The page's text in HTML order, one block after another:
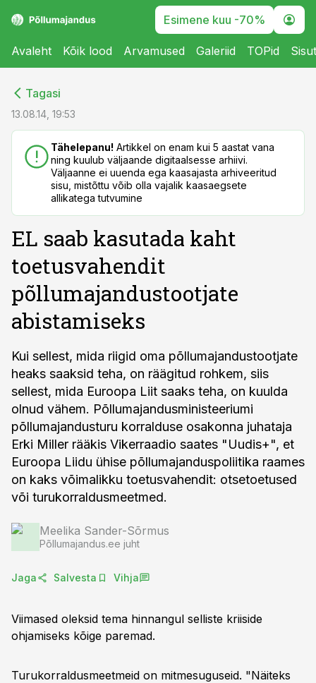
Esimene kuu -70%
Avaleht Kõik lood Arvamused Galeriid TOPid
Tagasi
13.08.14, 19:53
Tähelepanu! Artikkel on enam kui 5 aastat vana
ning kuulub väljaande digitaalsesse arhiivi.
Väljaanne ei uuenda ega kaasajasta arhiveeritud
sisu, mistõttu võib olla vajalik kaasaegsete
allikatega tutvumine
EL saab kasutada kaht
toetusvahendit
põllumajandustootjate
abistamiseks
Kui sellest, mida riigid oma põllumajandustootjate
heaks saaksid teha, on räägitud rohkem, siis
sellest, mida Euroopa Liit saaks teha, on kuulda
olnud vähem. Põllumajandusministeeriumi
põllumajandusturu korralduse osakonna juhataja
Erki Miller rääkis Vikerraadio saates "Uudis+", et
Euroopa Liidu ühise põllumajanduspoliitika raames
on kaks võimalikku toetusvahendit: otsetoetused
või turukorraldusmeetmed.
Meelika Sander-Sõrmus
Põllumajandus.ee juht
Jaga Salvesta Vihja
Viimased oleksid tema hinnangul selliste kriiside
ohjamiseks kõige paremad.
Turukorraldusmeetmeid on mitmesuguseid. "Näiteks